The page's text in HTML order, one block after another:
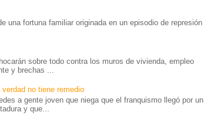
una fortuna familiar originada en un episodio de represión
sobre todo contra los muros de vivienda, empleo
y brechas ...
verdad no tiene remedio
a gente joven que niega que el franquismo llegó por un
y que...